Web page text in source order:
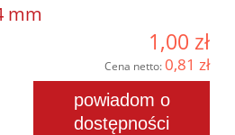
mm
1,00 zł
Cena netto:0,81 zł
powiadom o
dostępności